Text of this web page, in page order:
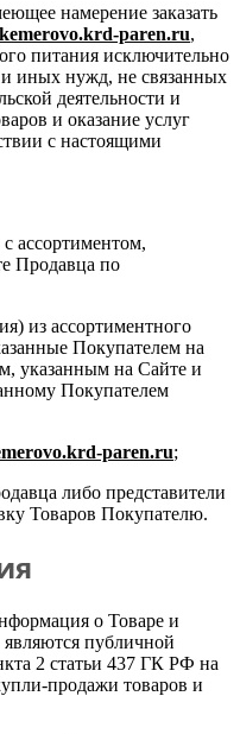
намерение заказать
kemerovo.krd-paren.ru,
питания исключительно
иных нужд, не связанных
деятельности и
и оказание услуг
с настоящими
ассортиментом,
Продавца по
из ассортиментного
Покупателем на
указанным на Сайте и
Покупателем
paren.ru;
либо представители
Товаров Покупателю.
о Товаре и
являются публичной
2 статьи 437 ГК РФ на
продажи товаров и